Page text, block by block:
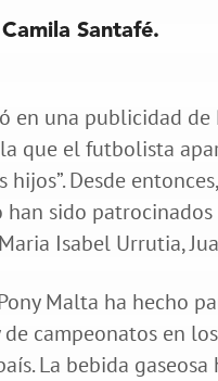
Camila Santafé.
en una publicidad
que el futbolista
hijos”. Desde
han sido
Isabel Urrutia,
Malta ha hecho
campeonatos en
La bebida